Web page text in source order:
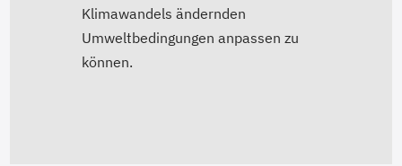
Klimawandels ändernden
Umweltbedingungen anpassen zu
können.